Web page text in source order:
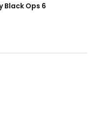
Black Ops 6